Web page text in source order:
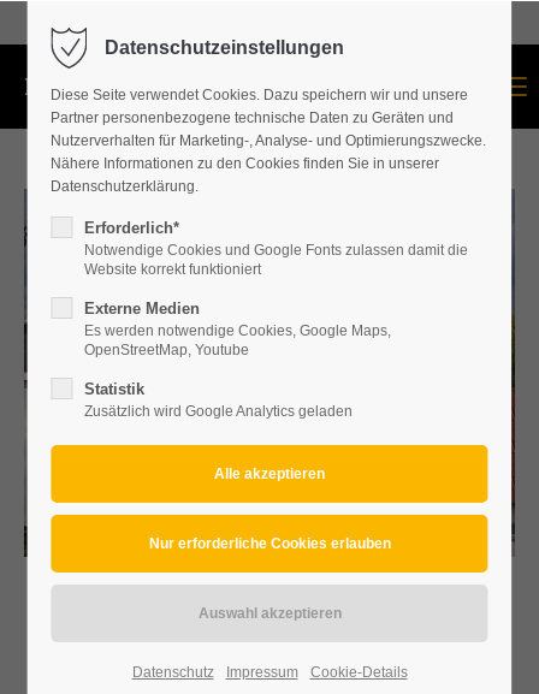
Datenschutzeinstellungen
Diese Seite verwendet Cookies. Dazu speichern wir und unsere
Partner personenbezogene technische Daten zu Geräten und
Nutzerverhalten für Marketing-, Analyse- und Optimierungszwecke.
Nähere Informationen zu den Cookies finden Sie in unserer
Datenschutzerklärung.
Erforderlich*
Notwendige Cookies und Google Fonts zulassen damit die
Website korrekt funktioniert
Externe Medien
Es werden notwendige Cookies, Google Maps,
OpenStreetMap, Youtube
Statistik
Zusätzlich wird Google Analytics geladen
Datenschutz Impressum Cookie-Details